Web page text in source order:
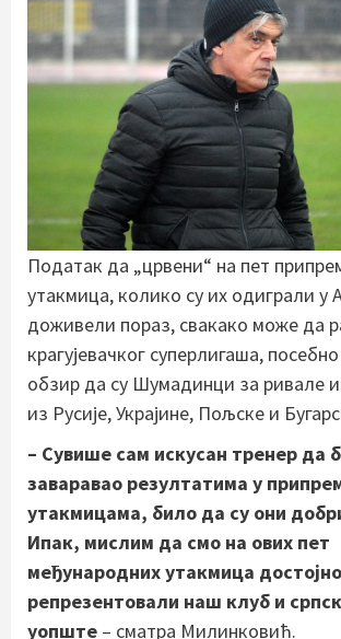
Податак да „црвени“ на пет
утакмица, колико су их одиграли у
доживели пораз, свакако може да
крагујевачког суперлигаша,
обзир да су Шумадинци за ривале
из Русије, Украјине, Пољске и
– Сувише сам искусан тренер да
заваравао резултатима у
утакмицама, било да су они
Ипак, мислим да смо на ових пет
међународних утакмица достојно
репрезентовали наш клуб и
уопште – сматра Милинковић.